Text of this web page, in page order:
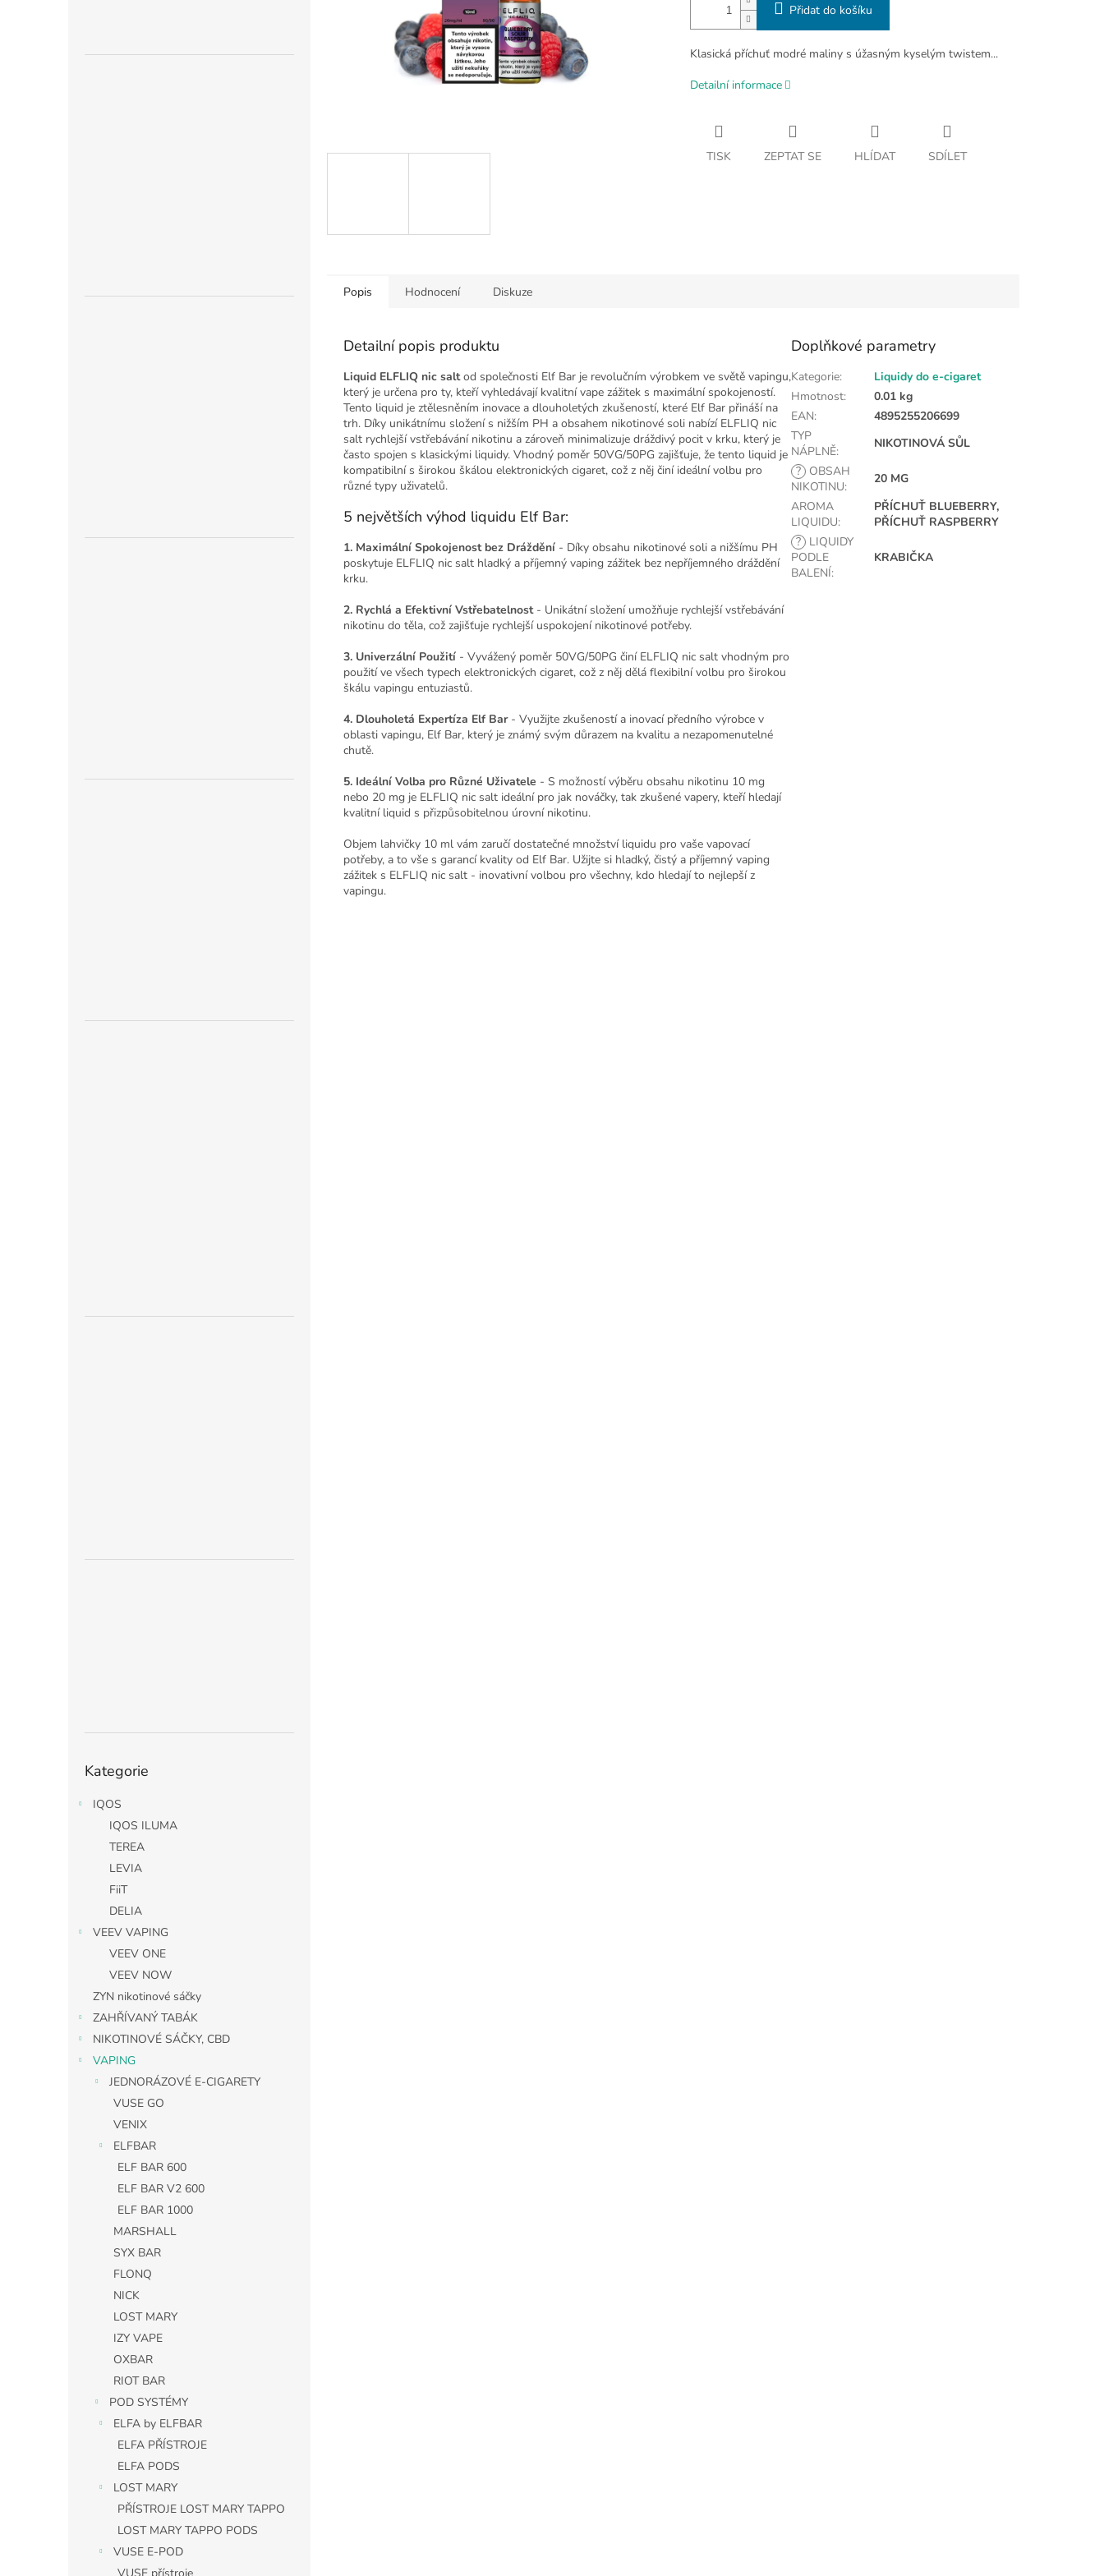
kategorie
Kategorie
IQOS
IQOS ILUMA
TEREA
LEVIA
FiiT
DELIA
VEEV VAPING
VEEV ONE
VEEV NOW
ZYN nikotinové sáčky
ZAHŘÍVANÝ TABÁK
NIKOTINOVÉ SÁČKY, CBD
VAPING
JEDNORÁZOVÉ E-CIGARETY
VUSE GO
VENIX
ELFBAR
ELF BAR 600
ELF BAR V2 600
ELF BAR 1000
MARSHALL
SYX BAR
FLONQ
NICK
LOST MARY
IZY VAPE
OXBAR
RIOT BAR
POD SYSTÉMY
ELFA by ELFBAR
ELFA PŘÍSTROJE
ELFA PODS
LOST MARY
PŘÍSTROJE LOST MARY TAPPO
LOST MARY TAPPO PODS
VUSE E-POD
VUSE přístroje
Přidat do košíku
Klasická příchuť modré maliny s úžasným kyselým twistem...
Detailní informace
TISK ZEPTAT SE HLÍDAT SDÍLET
Popis Hodnocení Diskuze
Detailní popis produktu
Liquid ELFLIQ nic saltod společnosti Elf Bar je revolučním výrobkem ve světě vapingu,
který je určena pro ty, kteří vyhledávají kvalitní vape zážitek s maximální spokojeností.
Tento liquid je ztělesněním inovace a dlouholetých zkušeností, které Elf Bar přináší na
trh. Díky unikátnímu složení s nižším PH a obsahem nikotinové soli nabízí ELFLIQ nic
salt rychlejší vstřebávání nikotinu a zároveň minimalizuje dráždivý pocit v krku, který je
často spojen s klasickými liquidy. Vhodný poměr 50VG/50PG zajišťuje, že tento liquid je
kompatibilní s širokou škálou elektronických cigaret, což z něj činí ideální volbu pro
různé typy uživatelů.
5 největších výhod liquidu Elf Bar:
1. Maximální Spokojenost bez Dráždění - Díky obsahu nikotinové soli a nižšímu PH
poskytuje ELFLIQ nic salt hladký a příjemný vaping zážitek bez nepříjemného dráždění
krku.
2. Rychlá a Efektivní Vstřebatelnost- Unikátní složení umožňuje rychlejší vstřebávání
nikotinu do těla, což zajišťuje rychlejší uspokojení nikotinové potřeby.
3. Univerzální Použití - Vyvážený poměr 50VG/50PG činí ELFLIQ nic salt vhodným pro
použití ve všech typech elektronických cigaret, což z něj dělá flexibilní volbu pro širokou
škálu vapingu entuziastů.
4. Dlouholetá Expertíza Elf Bar- Využijte zkušeností a inovací předního výrobce v
oblasti vapingu, Elf Bar, který je známý svým důrazem na kvalitu a nezapomenutelné
chutě.
5. Ideální Volba pro Různé Uživatele - S možností výběru obsahu nikotinu 10 mg
nebo 20 mg je ELFLIQ nic salt ideální pro jak nováčky, tak zkušené vapery, kteří hledají
kvalitní liquid s přizpůsobitelnou úrovní nikotinu.
Objem lahvičky 10 ml vám zaručí dostatečné množství liquidu pro vaše vapovací
potřeby, a to vše s garancí kvality od Elf Bar. Užijte si hladký, čistý a příjemný vaping
zážitek s ELFLIQ nic salt - inovativní volbou pro všechny, kdo hledají to nejlepší z
vapingu.
Doplňkové parametry
Kategorie:
Liquidy do e-cigaret
Hmotnost:
0.01 kg
EAN:
4895255206699
TYP
NÁPLNĚ:
NIKOTINOVÁ SŮL
? OBSAH
NIKOTINU:
20 MG
AROMA
LIQUIDU:
PŘÍCHUŤ BLUEBERRY,
PŘÍCHUŤ RASPBERRY
? LIQUIDY
PODLE
BALENÍ:
KRABIČKA